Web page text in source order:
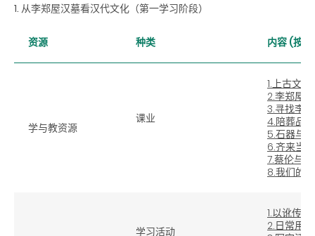
1. 从李郑屋汉墓看汉代文化（第一学习阶段）
资源 种类 内容 (按
学与教资源
课业
1.上古文明
2.李郑屋
3.寻找李
4.陪葬品
5.石器与
6.齐来当
7.蔡伦与
8.我们的
学习活动
1.以讹传讹
2.日常用